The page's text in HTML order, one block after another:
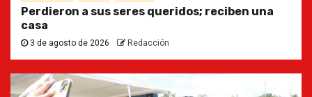
Perdieron a sus seres queridos; reciben una
casa
3 de agosto de 2026 Redacción